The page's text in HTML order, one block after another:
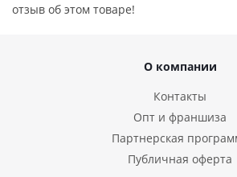
отзыв об этом товаре!
О компании
Контакты
Опт и франшиза
Партнерская
Публичная оферта